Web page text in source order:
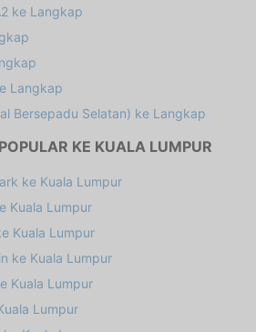
ke Langkap
Langkap
Bersepadu Selatan) ke Langkap
KE KUALA LUMPUR
ke Kuala Lumpur
Kuala Lumpur
Kuala Lumpur
ke Kuala Lumpur
Kuala Lumpur
Lumpur